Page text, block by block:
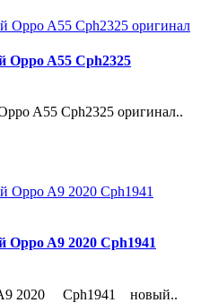
A55 Cph2325
A55 Cph2325 оригинал..
A9 2020 Cph1941
2020 Cph1941 новый..